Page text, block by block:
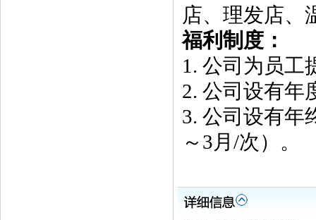
店、理发店、
福利制度：
1. 公司为员工
2. 公司设有年
3. 公司设有年
～3月/次）。